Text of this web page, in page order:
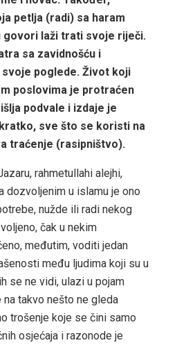
petlja (radi) sa haram
govori laži trati svoje riječi.
sa zavidnošću i
poglede. Život koji
poslovima je protraćen
podvale i izdaje je
sve što se koristi na
traćenje (rasipništvo).
rahmetullahi alejhi,
dozvoljenim u islamu je ono
nužde ili radi nekog
čak u nekim
međutim, voditi jedan
među ljudima koji su u
se ne vidi, ulazi u pojam
takvo nešto ne gleda
trošenje koje se čini samo
osjećaja i razonode je